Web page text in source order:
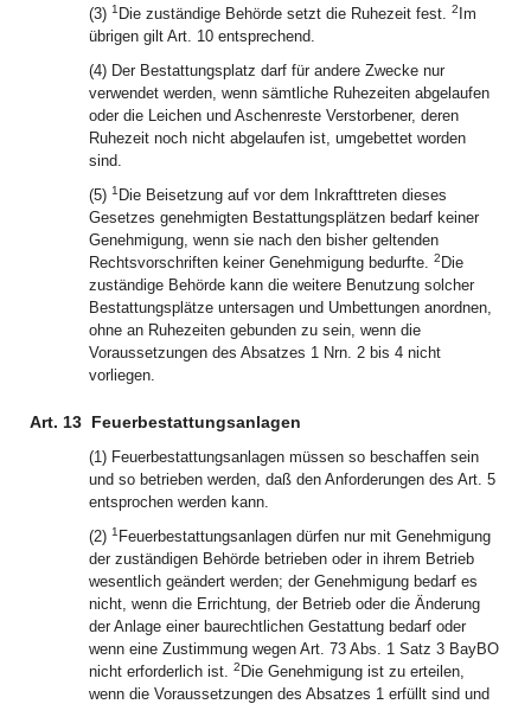
(3) 1 Die zuständige Behörde setzt die Ruhezeit fest. 2 Im
übrigen gilt Art. 10 entsprechend.
(4) Der Bestattungsplatz darf für andere Zwecke nur
verwendet werden, wenn sämtliche Ruhezeiten abgelaufen
oder die Leichen und Aschenreste Verstorbener, deren
Ruhezeit noch nicht abgelaufen ist, umgebettet worden
sind.
(5) 1 Die Beisetzung auf vor dem Inkrafttreten dieses
Gesetzes genehmigten Bestattungsplätzen bedarf keiner
Genehmigung, wenn sie nach den bisher geltenden
Rechtsvorschriften keiner Genehmigung bedurfte. 2 Die
zuständige Behörde kann die weitere Benutzung solcher
Bestattungsplätze untersagen und Umbettungen anordnen,
ohne an Ruhezeiten gebunden zu sein, wenn die
Voraussetzungen des Absatzes 1 Nrn. 2 bis 4 nicht
vorliegen.
Art. 13 Feuerbestattungsanlagen
(1) Feuerbestattungsanlagen müssen so beschaffen sein
und so betrieben werden, daß den Anforderungen des Art. 5
entsprochen werden kann.
(2) 1 Feuerbestattungsanlagen dürfen nur mit Genehmigung
der zuständigen Behörde betrieben oder in ihrem Betrieb
wesentlich geändert werden; der Genehmigung bedarf es
nicht, wenn die Errichtung, der Betrieb oder die Änderung
der Anlage einer baurechtlichen Gestattung bedarf oder
wenn eine Zustimmung wegen Art. 73 Abs. 1 Satz 3 BayBO
nicht erforderlich ist. 2 Die Genehmigung ist zu erteilen,
wenn die Voraussetzungen des Absatzes 1 erfüllt sind und